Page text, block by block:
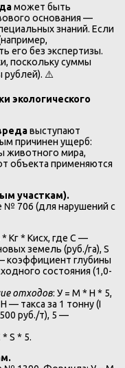
может быть
основания —
знаний. Если
его без экспертизы.
поскольку суммы
рублей). ⚠️
экологического
выступают
причинен ущерб:
животного мира,
объекта применяются
участкам).
706 (для нарушений с
* Кг * Кисх, где С —
земель (руб./га), S
коэффициент глубины
состояния (1,0-
отходов: У = М * Н * 5,
— такса за 1 тонну (I
руб./т), 5 —
* S * 5.